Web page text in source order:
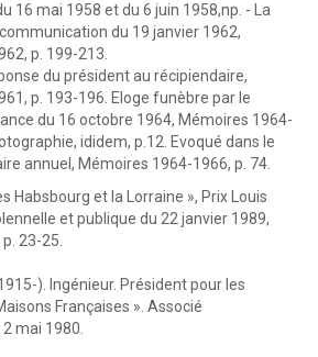
16 mai 1958 et du 6 juin 1958,np. - La
du 19 janvier 1962,
p. 199-213.
du président au récipiendaire,
p. 193-196. Eloge funèbre par le
du 16 octobre 1964, Mémoires 1964-
ididem, p.12. Evoqué dans le
annuel, Mémoires 1964-1966, p. 74.
Habsbourg et la Lorraine », Prix Louis
et publique du 22 janvier 1989,
23-25.
). Ingénieur. Président pour les
Françaises ». Associé
mai 1980.